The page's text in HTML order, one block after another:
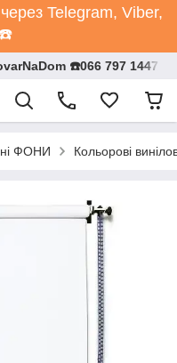
Telegram, Viber,
☎️066 797 1447
ФОНИ Кольорові